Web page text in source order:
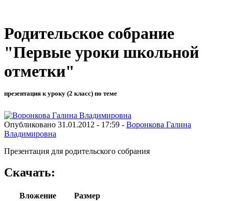
Родительское собрание
"Первые уроки школьной
отметки"
презентация к уроку (2 класс) по теме
Опубликовано 31.01.2012 - 17:59 - Воронкова Галина
Владимировна
Презентация для родительского собрания
Скачать:
Вложение
Размер